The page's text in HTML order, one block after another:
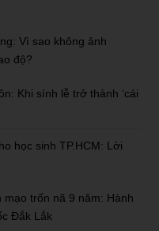
Vì sao không ảnh
độ?
Khi sính lễ trở thành ‘cái
học sinh TP.HCM: Lời
mạo trốn nã 9 năm: Hành
Đắk Lắk